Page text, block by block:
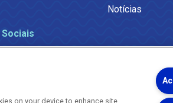
Sociais
Notícias
on your device to enhance site